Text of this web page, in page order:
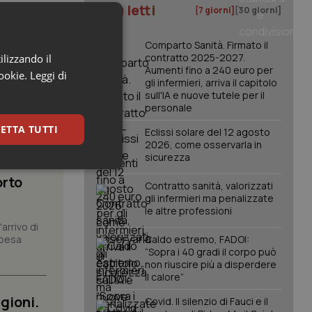
dei
di
I più letti [7 giorni] [30 giorni]
Comparto Sanità. Firmato il
contratto 2025-2027.
Aumenti fino a 240 euro per
gli infermieri, arriva il capitolo
sull'IA e nuove tutele per il
personale
Eclissi solare del 12 agosto
2026, come osservarla in
sicurezza
Contratto sanità, valorizzati
gli infermieri ma penalizzate
le altre professioni
Caldo estremo, FADOI:
“Sopra i 40 gradi il corpo può
non riuscire più a disperdere
il calore”
Covid. Il silenzio di Fauci e il
il
Leggi di
TUTTI
sulle pagine